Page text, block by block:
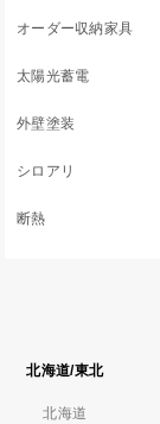
オーダー収納家具
太陽光蓄電
外壁塗装
シロアリ
断熱
北海道/東北
北海道